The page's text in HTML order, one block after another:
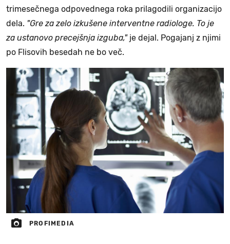
trimesečnega odpovednega roka prilagodili organizacijo
dela. "Gre za zelo izkušene interventne radiologe. To je
za ustanovo precejšnja izguba," je dejal. Pogajanj z njimi
po Flisovih besedah ne bo več.
PROFIMEDIA